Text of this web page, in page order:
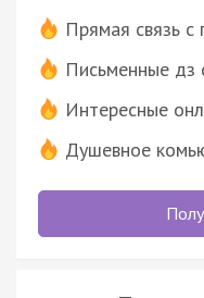
Прямая связь с
Письменные дз
Интересные
Душевное